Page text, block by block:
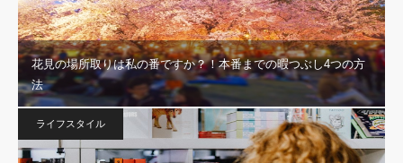
花見の場所取りは私の番ですか？！本番までの暇つぶし4つの方
法
ライフスタイル